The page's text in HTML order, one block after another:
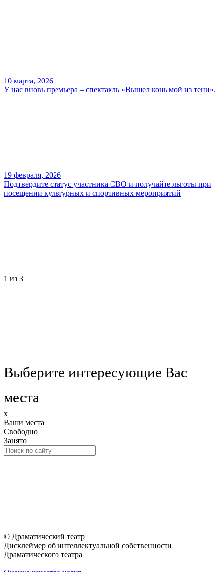
10 марта, 2026
У нас вновь премьера – спектакль «Вышел конь мой из тени».
19 февраля, 2026
Подтвердите статус участника СВО и получайте льготы при
посещении культурных и спортивных мероприятий
1 из 3
Выберите интересующие Вас
места
x
Ваши места
Свободно
Занято
© Драматический театр
Дисклеймер об интеллектуальной собственности
Драматического театра